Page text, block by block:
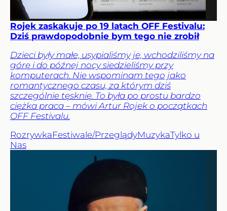
Rojek zaskakuje po 19 latach OFF Festivalu:
Dziś prawdopodobnie bym tego nie zrobił
Dzieci były małe, usypialiśmy je, wchodziliśmy na
górę i do późnej nocy siedzieliśmy przy
komputerach. Nie wspominam tego jako
romantycznego czasu, za którym dziś
szczególnie tęsknię. To była po prostu bardzo
ciężka praca – mówi Artur Rojek o początkach
OFF Festivalu.
RozrywkaFestiwale/PrzeglądyMuzykaTylko u
Nas